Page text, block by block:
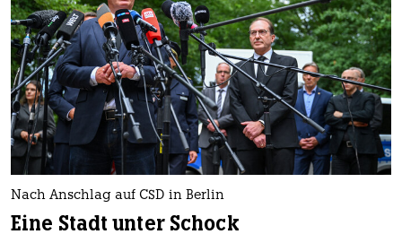
Nach Anschlag auf CSD in Berlin
Eine Stadt unter Schock